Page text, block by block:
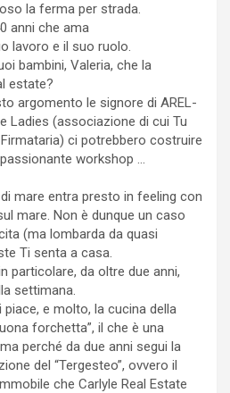
la ferma per strada.
anni che ama
lavoro e il suo ruolo.
bambini, Valeria, che la
estate?
argomento le signore di AREL-
Ladies (associazione di cui Tu
ci potrebbero costruire
workshop …
mare entra presto in feeling con
mare. Non è dunque un caso
(ma lombarda da quasi
Ti senta a casa.
particolare, da oltre due anni,
settimana.
e molto, la cucina della
forchetta”, il che è una
perché da due anni segui la
del “Tergesteo”, ovvero il
che Carlyle Real Estate